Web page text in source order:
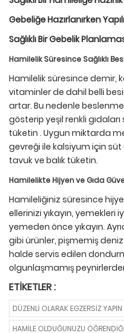
Gebeliğe Hazırlanırken
Sağlıklı Bir Gebelik
Hamilelik Süresince Sağlıklı
Hamilelik süresince demir,
vitaminler de dahil belli
artar. Bu nedenle
gösterip yeşil renkli
tüketin . Uygun miktarda
gevreği ile kalsiyum için süt
tavuk ve balık tüketin.
Hamilelikte Hijyen ve Gıda
Hamileliğiniz süresince
ellerinizi yıkayın, yemekleri
yemeden önce yıkayın.
gibi ürünler, pişmemiş
halde servis edilen
olgunlaşmamış
ETIKETLER :
DÜZENLI OLARAK EGZERSIZ YAPIN
HAMILE OLDUĞUNUZU